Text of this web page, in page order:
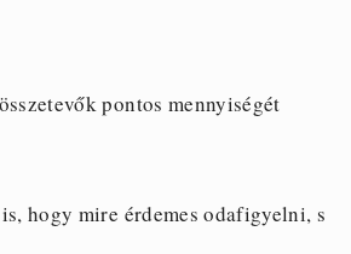
pontos mennyiségét
hogy mire érdemes odafigyelni, s